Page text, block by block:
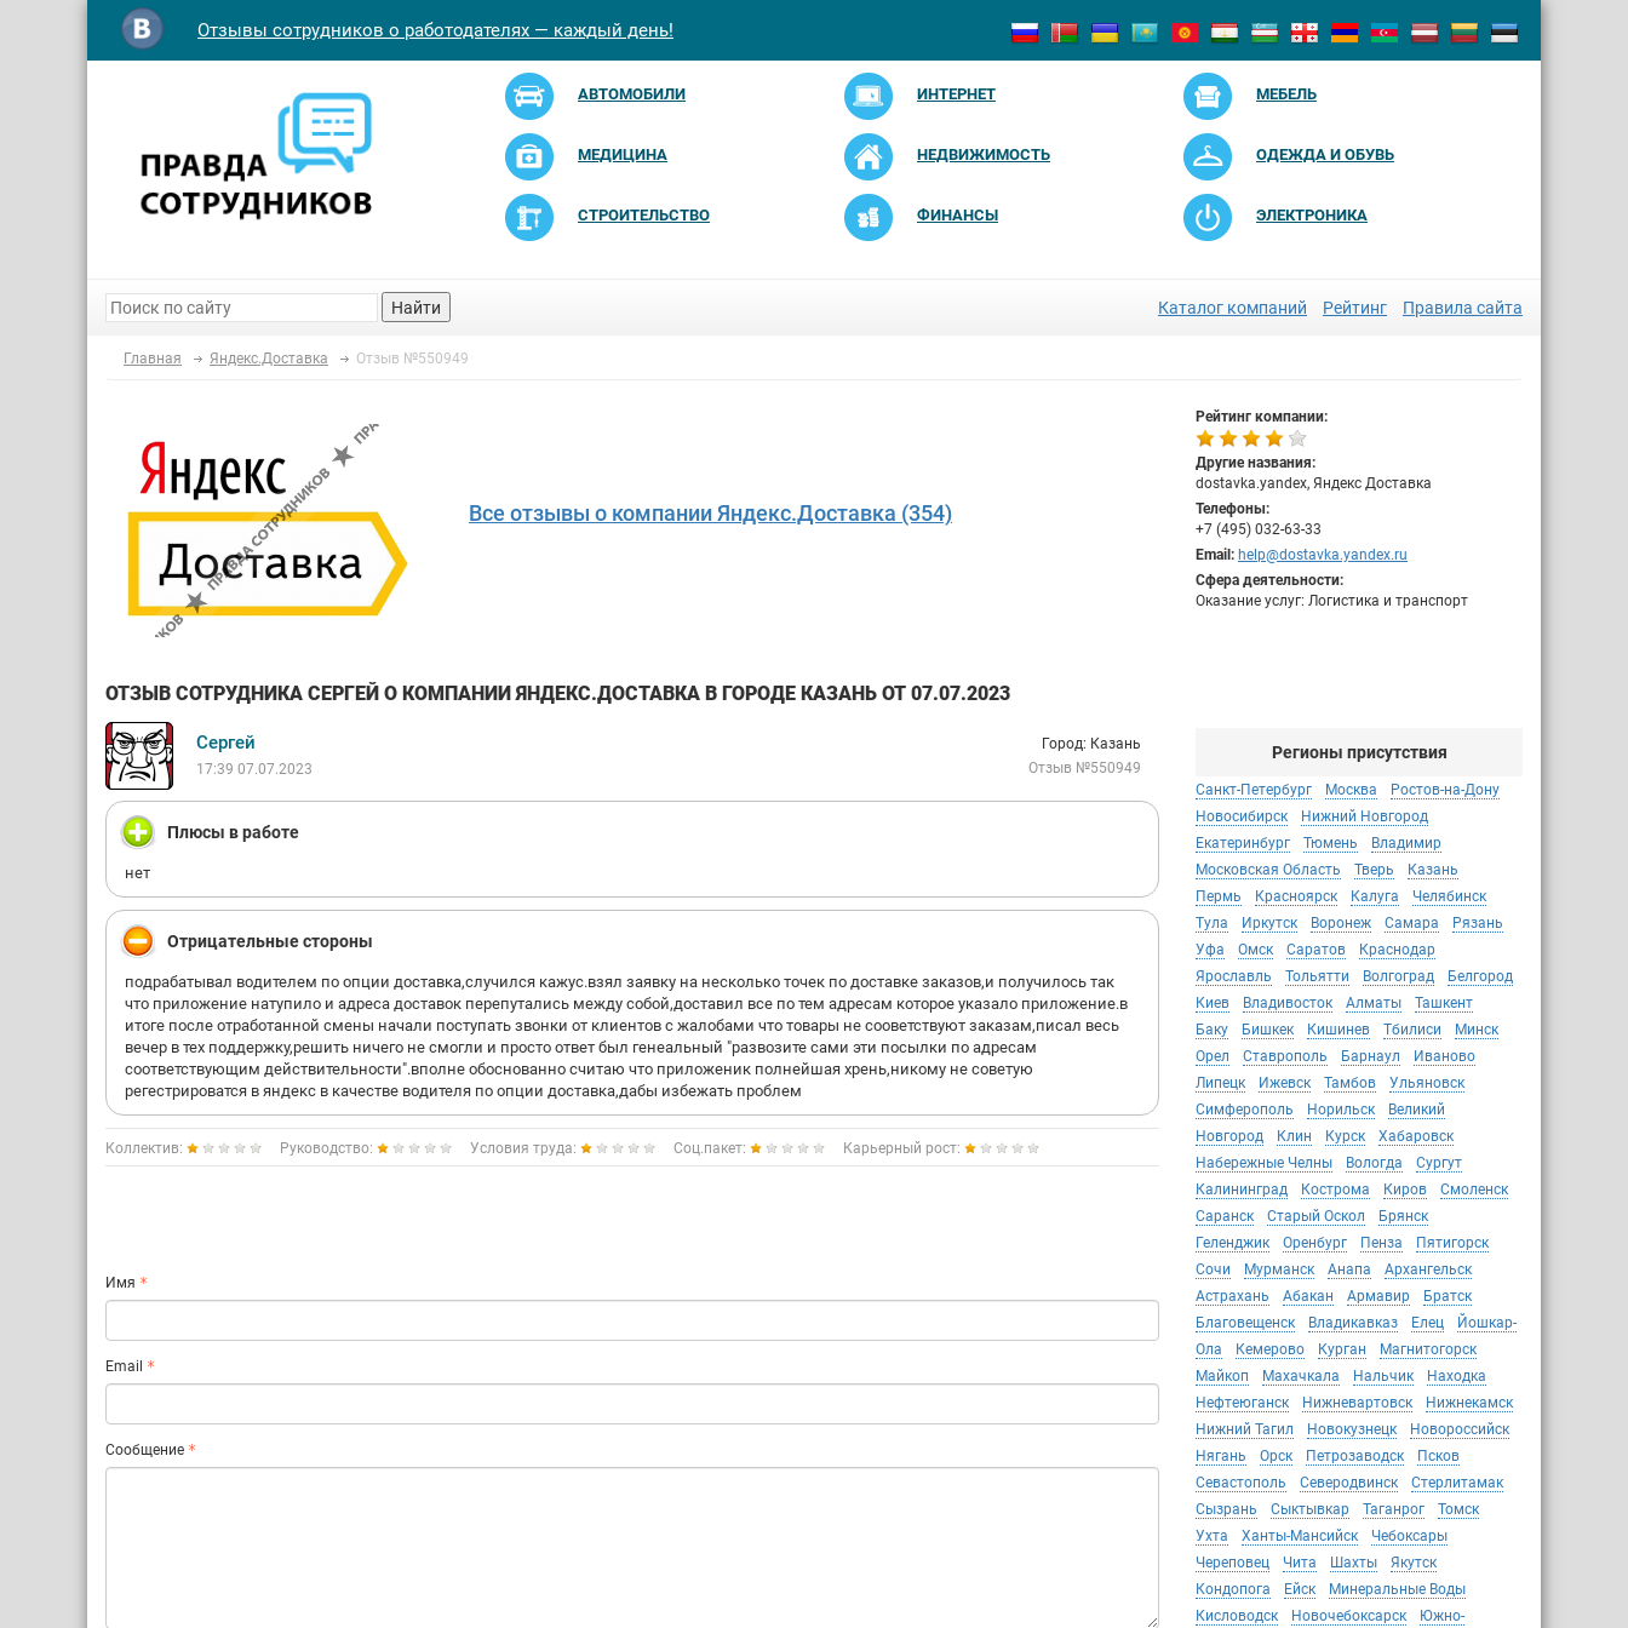
Отзывы сотрудников о работодателях — каждый день!
АВТОМОБИЛИ ИНТЕРНЕТ МЕБЕЛЬ
МЕДИЦИНА НЕДВИЖИМОСТЬ ОДЕЖДА И ОБУВЬ
СТРОИТЕЛЬСТВО ФИНАНСЫ ЭЛЕКТРОНИКА
Найти Каталог компаний Рейтинг Правила сайта
Главная Яндекс.Доставка Отзыв №550949
Все отзывы о компании Яндекс.Доставка (354)
Рейтинг компании:
Другие названия:
dostavka.yandex, Яндекс Доставка
Телефоны:
+7 (495) 032-63-33
Email: help@dostavka.yandex.ru
Сфера деятельности:
Оказание услуг: Логистика и транспорт
ОТЗЫВ СОТРУДНИКА СЕРГЕЙ О КОМПАНИИ ЯНДЕКС.ДОСТАВКА В ГОРОДЕ КАЗАНЬ ОТ 07.07.2023
Сергей
17:39 07.07.2023
Город: Казань
Отзыв №550949
Плюсы в работе
нет
Отрицательные стороны
подрабатывал водителем по опции доставка,случился кажус.взял заявку на несколько точек по доставке заказов,и получилось так
что приложение натупило и адреса доставок перепутались между собой,доставил все по тем адресам которое указало приложение.в
итоге после отработанной смены начали поступать звонки от клиентов с жалобами что товары не сооветствуют заказам,писал весь
вечер в тех поддержку,решить ничего не смогли и просто ответ был генеальный "развозите сами эти посылки по адресам
соответствующим действительности".вполне обоснованно считаю что приложеник полнейшая хрень,никому не советую
регестрироватся в яндекс в качестве водителя по опции доставка,дабы избежать проблем
Коллектив: Руководство: Условия труда: Соц.пакет: Карьерный рост:
Имя
Email
Сообщение
Регионы присутствия
Санкт-Петербург Москва
Ростов-на-Дону
Новосибирск
Нижний Новгород
Екатеринбург
Тюмень
Владимир
Московская Область
Тверь
Казань
Пермь
Красноярск Калуга
Челябинск
Тула
Иркутск Воронеж Самара
Рязань
Уфа
Омск Саратов
Краснодар
Ярославль
Тольятти Волгоград
Белгород
Киев
Владивосток Алматы
Ташкент
Баку
Бишкек Кишинев Тбилиси
Минск
Орел
Ставрополь Барнаул
Иваново
Липецк
Ижевск Тамбов
Ульяновск
Симферополь
Норильск
Великий
Новгород
Клин Курск
Хабаровск
Набережные Челны
Вологда
Сургут
Калининград
Кострома Киров
Смоленск
Саранск
Старый Оскол
Брянск
Геленджик
Оренбург Пенза
Пятигорск
Сочи
Мурманск Анапа
Архангельск
Астрахань
Абакан Армавир
Братск
Благовещенск
Владикавказ Елец
Йошкар-
Ола
Кемерово Курган
Магнитогорск
Майкоп
Махачкала Нальчик
Находка
Нефтеюганск
Нижневартовск
Нижнекамск
Нижний Тагил
Новокузнецк
Новороссийск
Нягань
Орск Петрозаводск
Псков
Севастополь
Северодвинск
Стерлитамак
Сызрань
Сыктывкар Таганрог
Томск
Ухта
Ханты-Мансийск
Чебоксары
Череповец
Чита Шахты
Якутск
Кондопога
Ейск
Минеральные Воды
Кисловодск
Новочебоксарск Южно-